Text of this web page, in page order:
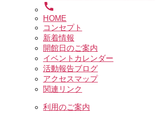
call
HOME
コンセプト
新着情報
開館日のご案内
イベントカレンダー
活動報告ブログ
アクセスマップ
関連リンク
利用のご案内